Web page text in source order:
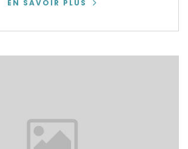
EN SAVOIR PLUS